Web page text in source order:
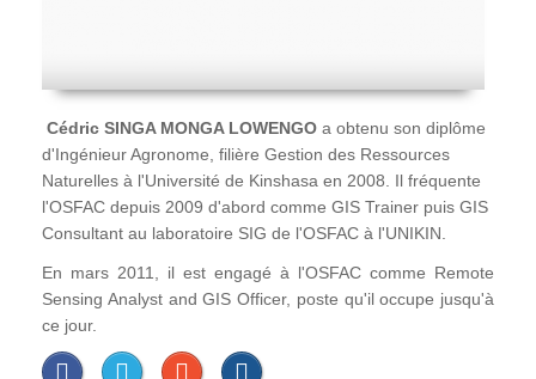
Cédric SINGA MONGA LOWENGO a obtenu son diplôme
d'Ingénieur Agronome, filière Gestion des Ressources
Naturelles à l'Université de Kinshasa en 2008. Il fréquente
l'OSFAC depuis 2009 d'abord comme GIS Trainer puis GIS
Consultant au laboratoire SIG de l'OSFAC à l'UNIKIN.
En mars 2011, il est engagé à l'OSFAC comme Remote
Sensing Analyst and GIS Officer, poste qu'il occupe jusqu'à
ce jour.